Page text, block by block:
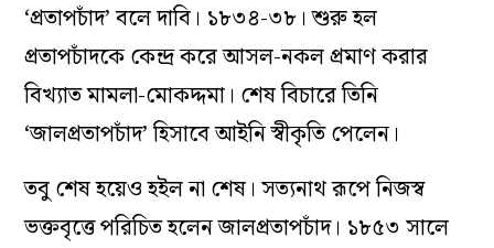
‘প্রতাপচাঁদ’ বলে দাবি। ১৮৩৪-৩৮। শুরু হল
প্রতাপচাঁদকে কেন্দ্র করে আসল-নকল প্রমাণ করার
বিখ্যাত মামলা-মোকদ্দমা। শেষ বিচারে তিনি
‘জালপ্রতাপচাঁদ’ হিসাবে আইনি স্বীকৃতি পেলেন।
তবু শেষ হয়েও হইল না শেষ। সত্যনাথ রূপে নিজস্ব
ভক্তবৃত্তে পরিচিত হলেন জালপ্রতাপচাঁদ। ১৮৫৩ সালে